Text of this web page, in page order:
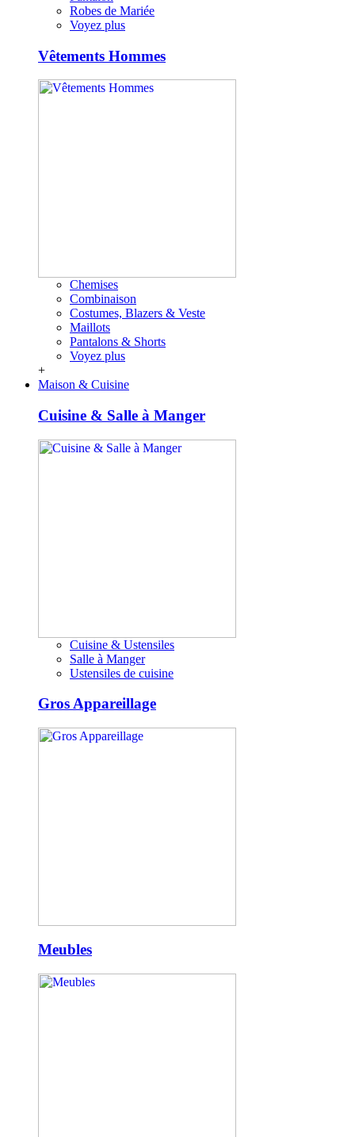
Robes de Mariée
Voyez plus
Vêtements Hommes
Chemises
Combinaison
Costumes, Blazers & Veste
Maillots
Pantalons & Shorts
Voyez plus
+
Maison & Cuisine
Cuisine & Salle à Manger
Cuisine & Ustensiles
Salle à Manger
Ustensiles de cuisine
Gros Appareillage
Meubles